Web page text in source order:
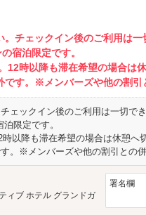
チェックイン後のご利用は一
宿泊限定です。
時以降も滞在希望の場合は
す。※メンバーズや他の割引
ェックイン後のご利用は一切でき
限定です。
以降も滞在希望の場合は休憩へ
。※メンバーズや他の割引との併
ィブ ホテル グランドガ
署名欄